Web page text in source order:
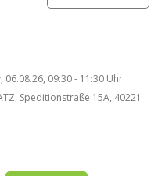
06.08.26, 09:30 - 11:30 Uhr
Speditionstraße 15A, 40221